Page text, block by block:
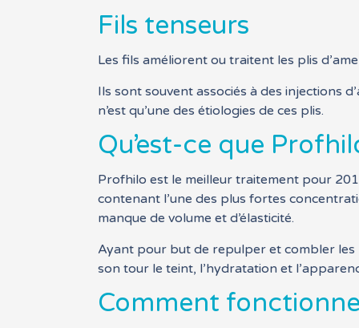
Fils tenseurs
Les fils améliorent ou traitent les plis
Ils sont souvent associés à des injections
n’est qu’une des étiologies de ces plis.
Qu’est-ce que
Profhilo est le meilleur traitement pour
contenant l’une des plus fortes
manque de volume et d’élasticité.
Ayant pour but de repulper et combler les
son tour le teint, l’hydratation et
Comment